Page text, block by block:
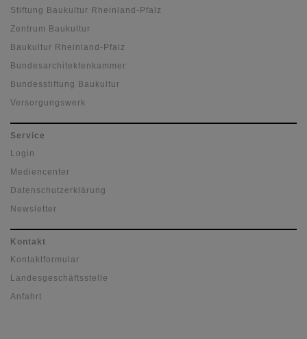
Stiftung Baukultur Rheinland-Pfalz
Zentrum Baukultur
Baukultur Rheinland-Pfalz
Bundesarchitektenkammer
Bundesstiftung Baukultur
Versorgungswerk
Service
Login
Mediencenter
Datenschutzerklärung
Newsletter
Kontakt
Kontaktformular
Landesgeschäftsstelle
Anfahrt